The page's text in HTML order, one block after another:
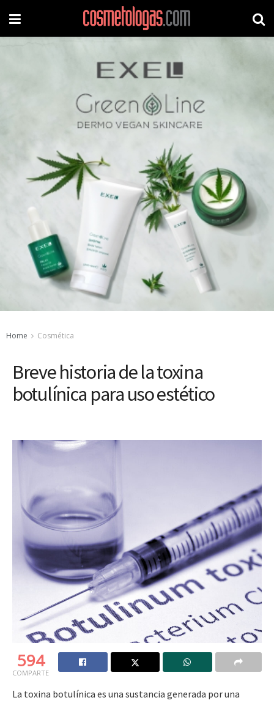
Home Cosmética
Breve historia de la toxina
botulínica para uso estético
594
COMPARTE
La toxina botulínica es una sustancia generada por una